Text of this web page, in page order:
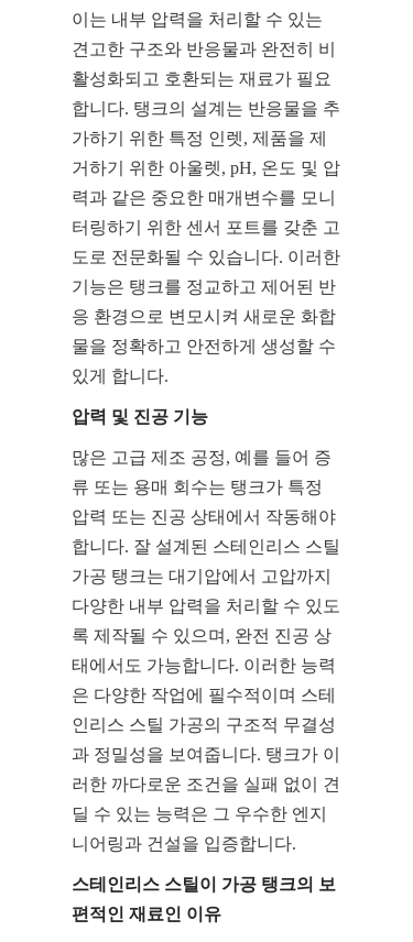
이는 내부 압력을 처리할 수 있는
견고한 구조와 반응물과 완전히 비
활성화되고 호환되는 재료가 필요
합니다. 탱크의 설계는 반응물을 추
가하기 위한 특정 인렛, 제품을 제
거하기 위한 아울렛, pH, 온도 및 압
력과 같은 중요한 매개변수를 모니
터링하기 위한 센서 포트를 갖춘 고
도로 전문화될 수 있습니다. 이러한
기능은 탱크를 정교하고 제어된 반
응 환경으로 변모시켜 새로운 화합
물을 정확하고 안전하게 생성할 수
있게 합니다.
압력 및 진공 기능
많은 고급 제조 공정, 예를 들어 증
류 또는 용매 회수는 탱크가 특정
압력 또는 진공 상태에서 작동해야
합니다. 잘 설계된 스테인리스 스틸
가공 탱크는 대기압에서 고압까지
다양한 내부 압력을 처리할 수 있도
록 제작될 수 있으며, 완전 진공 상
태에서도 가능합니다. 이러한 능력
은 다양한 작업에 필수적이며 스테
인리스 스틸 가공의 구조적 무결성
과 정밀성을 보여줍니다. 탱크가 이
러한 까다로운 조건을 실패 없이 견
딜 수 있는 능력은 그 우수한 엔지
니어링과 건설을 입증합니다.
스테인리스 스틸이 가공 탱크의 보
편적인 재료인 이유